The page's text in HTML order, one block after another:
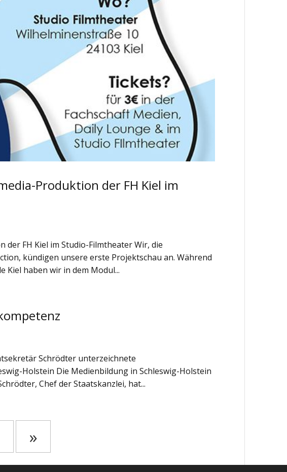
Produktion der FH Kiel im
der FH Kiel im Studio-Filmtheater Wir, die
kündigen unsere erste Projektschau an. Während
Kiel haben wir in dem Modul...
Schrödter unterzeichnete
Holstein Die Medienbildung in Schleswig-Holstein
Chef der Staatskanzlei, hat...
»